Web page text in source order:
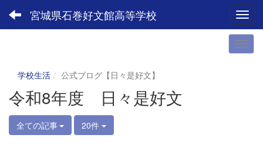
宮城県石巻好文館高等学校
学校生活 公式ブログ【日々是好文】
令和8年度 日々是好文
全ての記事 20件